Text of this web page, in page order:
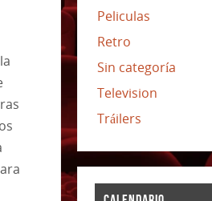
Peliculas
Retro
Sin categoría
Television
Tráilers